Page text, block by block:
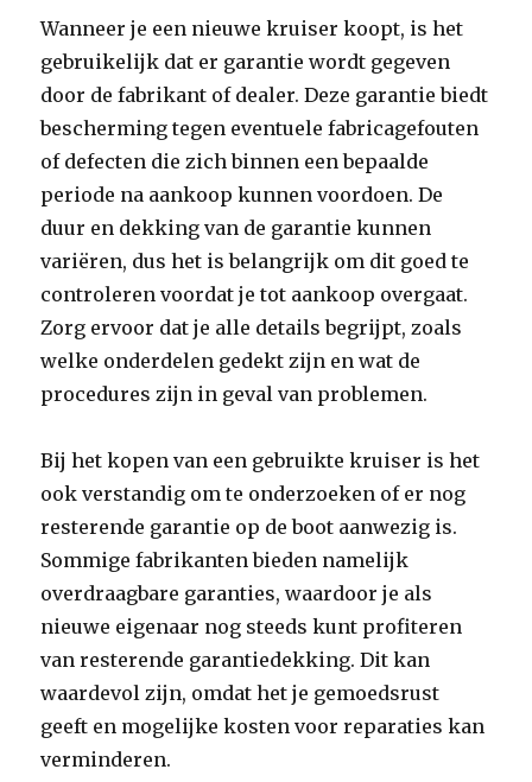
Wanneer je een nieuwe kruiser koopt, is het
gebruikelijk dat er garantie wordt gegeven
door de fabrikant of dealer. Deze garantie biedt
bescherming tegen eventuele fabricagefouten
of defecten die zich binnen een bepaalde
periode na aankoop kunnen voordoen. De
duur en dekking van de garantie kunnen
variëren, dus het is belangrijk om dit goed te
controleren voordat je tot aankoop overgaat.
Zorg ervoor dat je alle details begrijpt, zoals
welke onderdelen gedekt zijn en wat de
procedures zijn in geval van problemen.
Bij het kopen van een gebruikte kruiser is het
ook verstandig om te onderzoeken of er nog
resterende garantie op de boot aanwezig is.
Sommige fabrikanten bieden namelijk
overdraagbare garanties, waardoor je als
nieuwe eigenaar nog steeds kunt profiteren
van resterende garantiedekking. Dit kan
waardevol zijn, omdat het je gemoedsrust
geeft en mogelijke kosten voor reparaties kan
verminderen.